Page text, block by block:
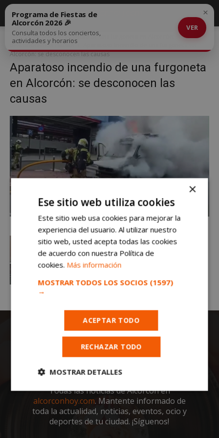
Inicio
Aparatoso incendio de una furgoneta en Alcorcón: se
desconocen las causas
Alcorcón: se desconocen las causas
Aparatoso incendio de una furgoneta
en Alcorcón: se desconocen las
causas
Programa de Fiestas de
Alcorcón 2026 🎉
Consulta todos los conciertos,
actividades y horarios
VER
×
Todas las noticias de Alcorcón en
alcorconhoy.com. Mantente informado de
toda la actualidad, noticias, eventos, ocio y
deportes de tu ciudad. ¡Síguenos!
×
Ese sitio web utiliza cookies
Este sitio web usa cookies para mejorar la
experiencia del usuario. Al utilizar nuestro
sitio web, usted acepta todas las cookies
de acuerdo con nuestra Política de
cookies. Más información
MOSTRAR TODOS LOS SOCIOS (1597)
→
ACEPTAR TODO
RECHAZAR TODO
MOSTRAR DETALLES
Cookies
estrictamente
necesarias
Cookies de
rendimiento